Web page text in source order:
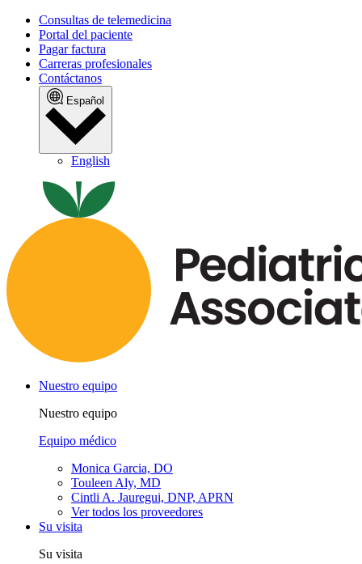
Consultas de telemedicina
Portal del paciente
Pagar factura
Carreras profesionales
Contáctanos
Español
English
Nuestro equipo
Nuestro equipo
Equipo médico
Monica Garcia, DO
Touleen Aly, MD
Cintli A. Jauregui, DNP, APRN
Ver todos los proveedores
Su visita
Su visita